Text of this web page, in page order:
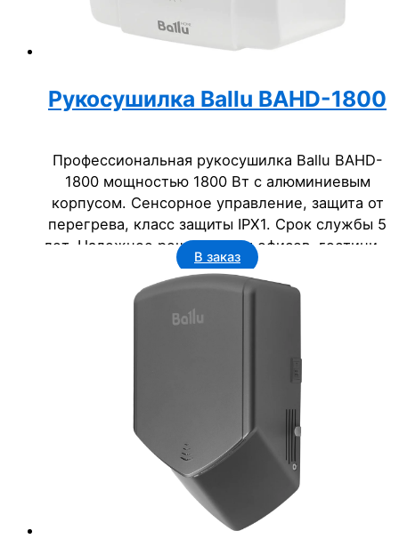
Рукосушилка Ballu BAHD-1800
Профессиональная рукосушилка Ballu BAHD-
1800 мощностью 1800 Вт с алюминиевым
корпусом. Сенсорное управление, защита от
перегрева, класс защиты IPX1. Срок службы 5
лет. Надежное решение для офисов, гостиниц,
торговых центров и госучреждений.
В заказ